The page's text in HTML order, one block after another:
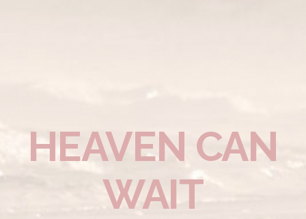
HEAVEN CAN
WAIT